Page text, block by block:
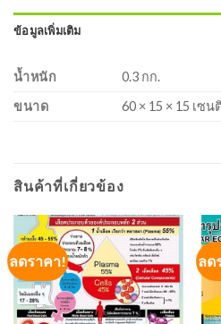
ข้อมูลเพิ่มเติม
น้ำหนัก
0.3 กก.
ขนาด
60 × 15 × 15 เซน
สินค้าที่เกี่ยวข้อง
ลดราคา! ลด